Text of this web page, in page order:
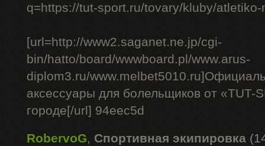
q=https://tut-sport.ru/tovary/kluby/
[url=http://www2.saganet.ne.jp/cgi-
bin/hatto/board/wwwboard.pl/www.arus-
diplom3.ru/
аксессуары для болельщиков от «TUT-
городе[/url] 94eec5d
RobervoG, Спортивная экипировка